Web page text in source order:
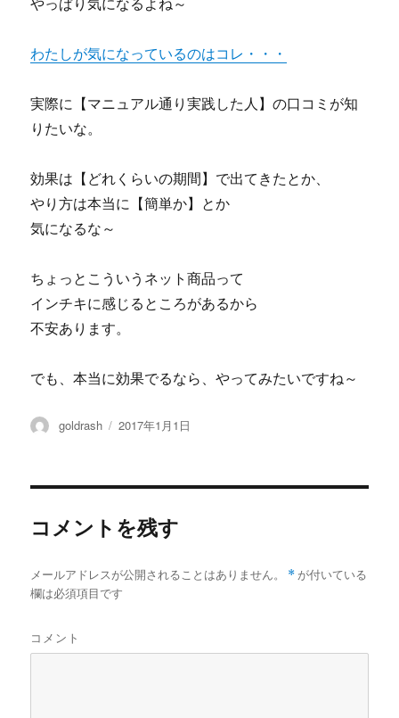
やっぱり気になるよね～
わたしが気になっているのはコレ・・・
実際に【マニュアル通り実践した人】の口コミが知
りたいな。
効果は【どれくらいの期間】で出てきたとか、
やり方は本当に【簡単か】とか
気になるな～
ちょっとこういうネット商品って
インチキに感じるところがあるから
不安あります。
でも、本当に効果でるなら、やってみたいですね～
投
goldrash
投
2017年1月1日
コメントを残す
メールアドレスが公開されることはありません。 * が付いている
欄は必須項目です
コメント